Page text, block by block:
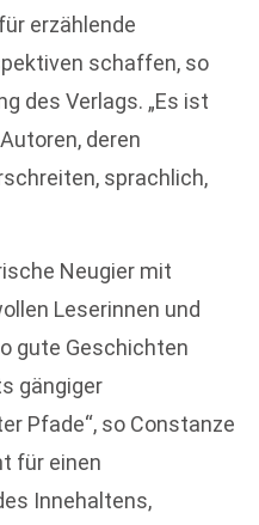
erzählende
schaffen, so
des Verlags. „Es ist
deren
sprachlich,
Neugier mit
Leserinnen und
gute Geschichten
gängiger
Pfade“, so Constanze
für einen
Innehaltens,